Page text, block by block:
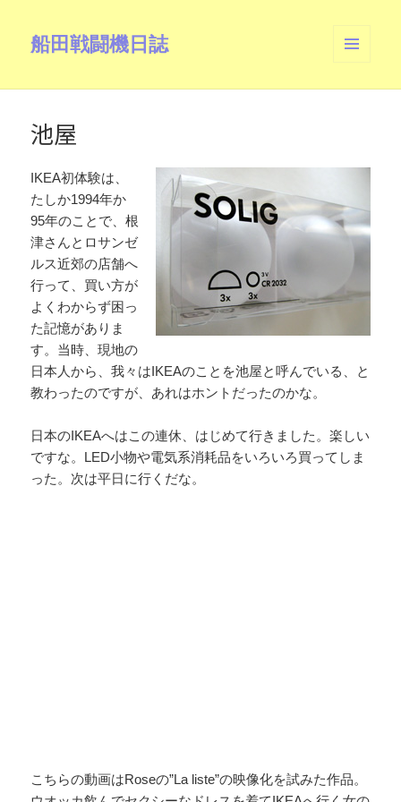
船田戦闘機日誌
ーとウ
池屋
IKEA初体験は、
たしか1994年か
95年のことで、根
津さんとロサンゼ
ルス近郊の店舗へ
行って、買い方が
よくわからず困っ
た記憶がありま
す。当時、現地の
日本人から、我々はIKEAのことを池屋と呼んでいる、と
教わったのですが、あれはホントだったのかな。
日本のIKEAへはこの連休、はじめて行きました。楽しい
ですな。LED小物や電気系消耗品をいろいろ買ってしま
った。次は平日に行くだな。
こちらの動画はRoseの”La liste”の映像化を試みた作品。